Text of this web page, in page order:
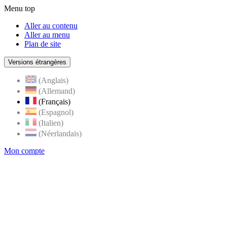
Menu top
Aller au contenu
Aller au menu
Plan de site
Versions étrangères
(Anglais)
(Allemand)
(Français)
(Espagnol)
(Italien)
(Néerlandais)
Mon compte